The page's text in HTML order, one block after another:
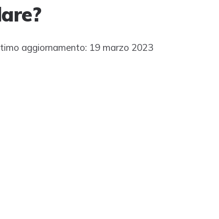
aggiornamento: 19 marzo 2023